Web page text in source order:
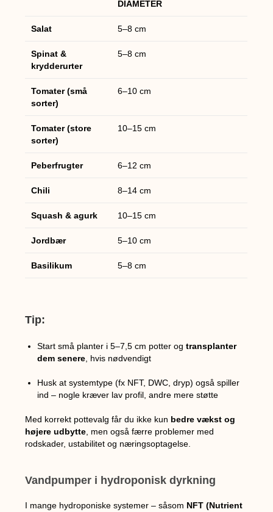
DIAMETER
Salat 5–8 cm
Spinat &
krydderurter
5–8 cm
Tomater (små
sorter)
6–10 cm
Tomater (store
sorter)
10–15 cm
Peberfrugter 6–12 cm
Chili 8–14 cm
Squash & agurk 10–15 cm
Jordbær 5–10 cm
Basilikum 5–8 cm
Tip:
Start små planter i 5–7,5 cm potter ogtransplanter
dem senere , hvis nødvendigt
Husk at systemtype (fx NFT, DWC, dryp) også spiller
ind – nogle kræver lav profil, andre mere støtte
Med korrekt pottevalg får du ikke kun bedre vækst og
højere udbytte , men også færre problemer med
rodskader, ustabilitet og næringsoptagelse.
Vandpumper i hydroponisk dyrkning
I mange hydroponiske systemer – såsom NFT (Nutrient